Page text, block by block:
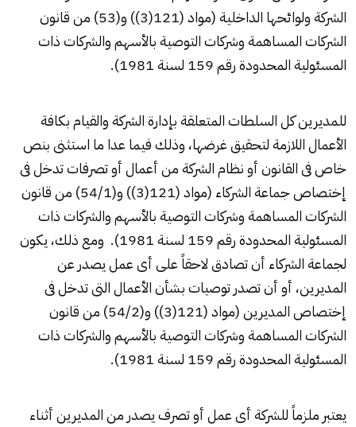
الشركة ولوائحها الداخلية (مواد (121(3)) و(53) من قانون
الشركات المساهمة وشركات التوصية بالأسهم والشركات ذات
المسئولية المحدودة رقم 159 لسنة 1981).
للمديرين كل السلطات المتعلقة بإدارة الشركة والقيام بكافة
الأعمال اللازمة لتحقيق غرضها، وذلك فيما عدا ما استثنى بنص
خاص فى القانون أو نظام الشركة من أعمال أو تصرفات تدخل فى
إختصاص جماعة الشركاء (مواد (121(3)) و(54/1) من قانون
الشركات المساهمة وشركات التوصية بالأسهم والشركات ذات
المسئولية المحدودة رقم 159 لسنة 1981). ومع ذلك، يكون
لجماعة الشركاء أن تصادق لاحقاً على أى عمل يصدر عن
المديرين، أو أن تصدر توصيات بشأن الأعمال التى تدخل فى
إختصاص المديرين (مواد (121(3)) و(54/2) من قانون
الشركات المساهمة وشركات التوصية بالأسهم والشركات ذات
المسئولية المحدودة رقم 159 لسنة 1981).
يعتبر ملزماً للشركة أى عمل أو تصرف يصدر من المديرين أثناء